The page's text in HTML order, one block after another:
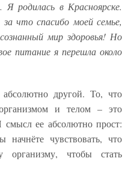
родилась в Красноярске.
что спасибо моей семье,
мир здоровья! Но
питание я перешла около
другой. То, что
и телом – это
смысл ее абсолютно прост:
чувствовать, что
чтобы стать